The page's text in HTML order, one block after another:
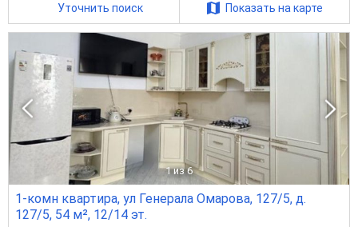
Уточнить поиск Показать на карте
1 из 6
1-комн квартира, ул Генерала Омарова, 127/5, д.
127/5, 54 м², 12/14 эт.